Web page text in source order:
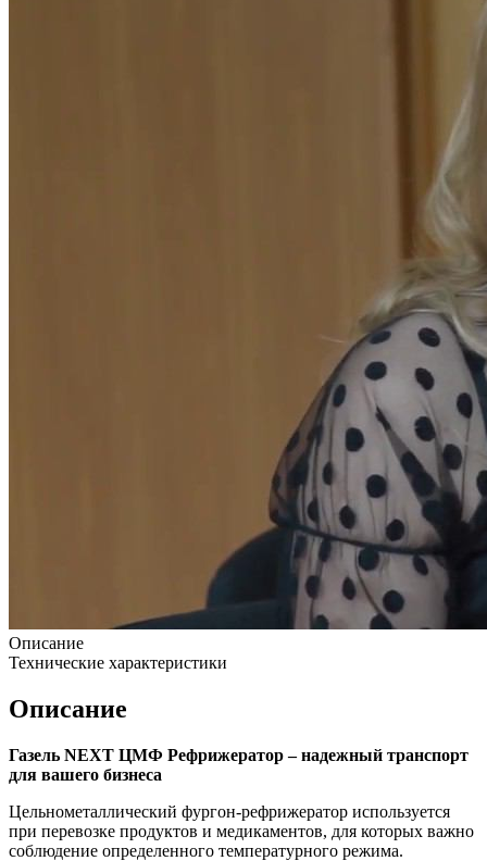
Описание
Технические характеристики
Описание
Газель NEXT ЦМФ Рефрижератор – надежный транспорт
для вашего бизнеса
Цельнометаллический фургон-рефрижератор используется
при перевозке продуктов и медикаментов, для которых важно
соблюдение определенного температурного режима.